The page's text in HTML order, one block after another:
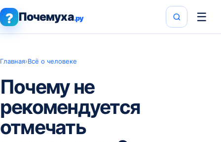
? Почемуха.ру ☰
Главная›Всё о человеке
Почему не
рекомендуется
отмечать